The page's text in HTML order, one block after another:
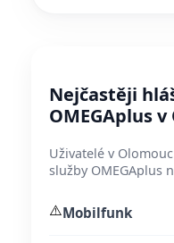
Nejčastěji
OMEGAplus
Uživatelé v
služby OMEGAplus
⚠️Mobilfunk